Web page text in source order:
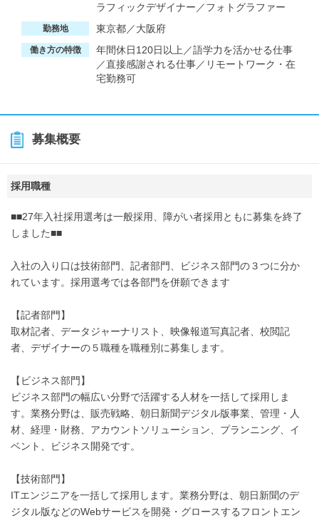
ラフィックデザイナー／フォトグラファー
勤務地 東京都／大阪府
働き方の特徴
年間休日120日以上／語学力を活かせる仕事
／直接感謝される仕事／リモートワーク・在
宅勤務可
募集概要
採用職種
■■27年入社採用選考は一般採用、障がい者採用ともに募集を終了
しました■■
入社の入り口は技術部門、記者部門、ビジネス部門の３つに分か
れています。採用選考では各部門を併願できます
【記者部門】
取材記者、データジャーナリスト、映像報道写真記者、校閲記
者、デザイナーの５職種を職種別に募集します。
【ビジネス部門】
ビジネス部門の幅広い分野で活躍する人材を一括して採用しま
す。業務分野は、販売戦略、朝日新聞デジタル版事業、管理・人
材、経理・財務、アカウントソリューション、プランニング、イ
ベント、ビジネス開発です。
【技術部門】
ITエンジニアを一括して採用します。業務分野は、朝日新聞のデ
ジタル版などのWebサービスを開発・グロースするフロントエン